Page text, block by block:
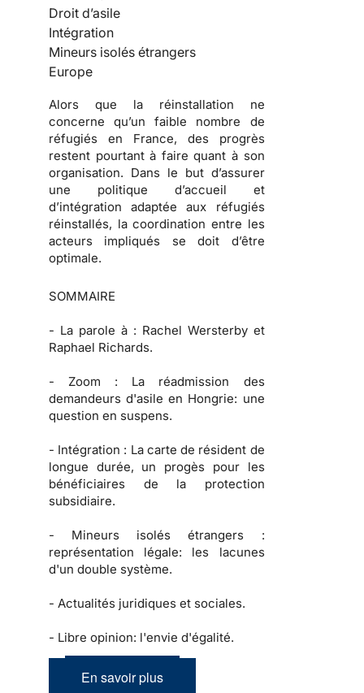
Droit d’asile
Intégration
Mineurs isolés étrangers
Europe
Alors que la réinstallation ne
concerne qu’un faible nombre de
réfugiés en France, des progrès
restent pourtant à faire quant à son
organisation. Dans le but d’assurer
une politique d’accueil et
d’intégration adaptée aux réfugiés
réinstallés, la coordination entre les
acteurs impliqués se doit d’être
optimale.
SOMMAIRE
- La parole à : Rachel Wersterby et
Raphael Richards.
-Zoom : La réadmission des
demandeurs d'asile en Hongrie: une
question en suspens.
- Intégration : La carte de résident de
longue durée, un progès pour les
bénéficiaires de la protection
subsidiaire.
- Mineurs isolés étrangers :
représentation légale: les lacunes
d'un double système.
- Actualités juridiques et sociales.
- Libre opinion: l'envie d'égalité.
En savoir plus